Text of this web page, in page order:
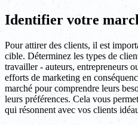
Identifier votre
Pour attirer des clients, il est
cible. Déterminez les types de
travailler - auteurs, entrepreneurs
efforts de marketing en
marché pour comprendre leurs
leurs préférences. Cela vous
qui résonnent avec vos clients